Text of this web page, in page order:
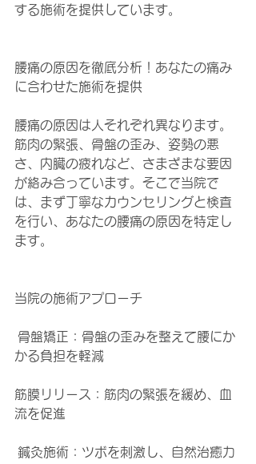
する施術を提供しています。
腰痛の原因を徹底分析！あなたの痛み
に合わせた施術を提供
腰痛の原因は人それぞれ異なります。
筋肉の緊張、骨盤の歪み、姿勢の悪
さ、内臓の疲れなど、さまざまな要因
が絡み合っています。そこで当院で
は、まず丁寧なカウンセリングと検査
を行い、あなたの腰痛の原因を特定し
ます。
当院の施術アプローチ
骨盤矯正：骨盤の歪みを整えて腰にか
かる負担を軽減
筋膜リリース：筋肉の緊張を緩め、血
流を促進
鍼灸施術：ツボを刺激し、自然治癒力